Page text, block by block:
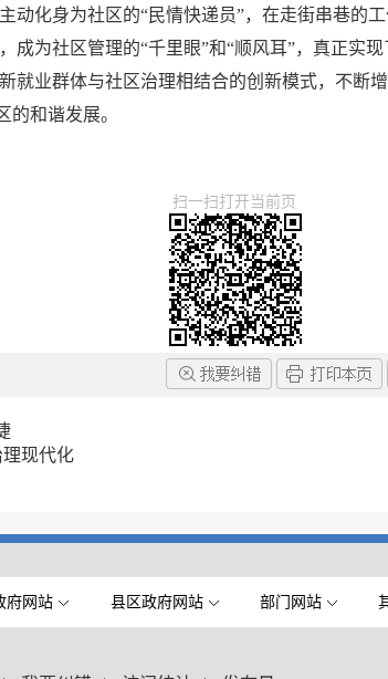
动化身为社区的“民情快递员”，在走街串巷的
成为社区管理的“千里眼”和“顺风耳”，真正实
就业群体与社区治理相结合的创新模式，不断
的和谐发展。
扫一扫打开当前页
现代化
府网站 县区政府网站 部门网站